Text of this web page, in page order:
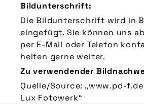
Bildunterschrift:
Die Bildunterschrift wird in
eingefügt. Sie können uns
per E-Mail oder Telefon
helfen gerne weiter.
Zu verwendender
Quelle/Source: „www.pd-f.de
Lux Fotowerk“